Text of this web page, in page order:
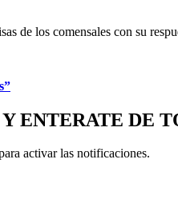
de los comensales con su
ENTERATE DE
activar las notificaciones.